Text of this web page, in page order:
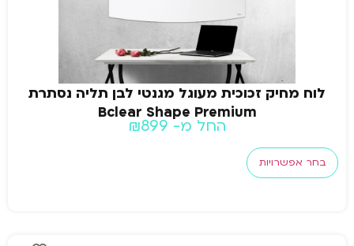
לוח מחיק זכוכית מעוגל מגנטי לבן תליה נסתרת
Bclear Shape Premium
החל מ- ₪899
בחר אפשרויות